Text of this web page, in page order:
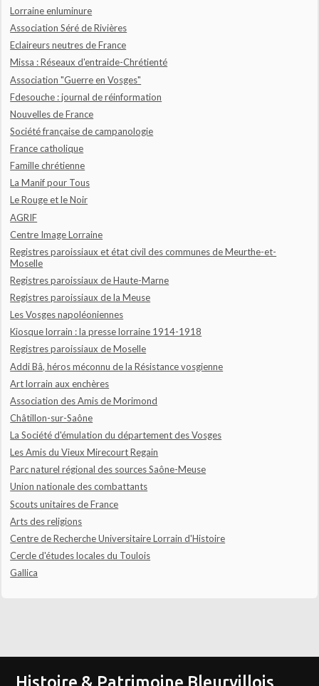
Lorraine enluminure
Association Séré de Rivières
Eclaireurs neutres de France
Missa : Réseaux d'entraide-Chrétienté
Association "Guerre en Vosges"
Fdesouche : journal de réinformation
Nouvelles de France
Société française de campanologie
France catholique
Famille chrétienne
La Manif pour Tous
Le Rouge et le Noir
AGRIF
Centre Image Lorraine
Registres paroissiaux et état civil des communes de Meurthe-et-
Moselle
Registres paroissiaux de Haute-Marne
Registres paroissiaux de la Meuse
Les Vosges napoléoniennes
Kiosque lorrain : la presse lorraine 1914-1918
Registres paroissiaux de Moselle
Addi Bâ, héros méconnu de la Résistance vosgienne
Art lorrain aux enchères
Association des Amis de Morimond
Châtillon-sur-Saône
La Société d'émulation du département des Vosges
Les Amis du Vieux Mirecourt Regain
Parc naturel régional des sources Saône-Meuse
Union nationale des combattants
Scouts unitaires de France
Arts des religions
Centre de Recherche Universitaire Lorrain d'Histoire
Cercle d'études locales du Toulois
Gallica
Histoire & Patrimoine Bleurvillois